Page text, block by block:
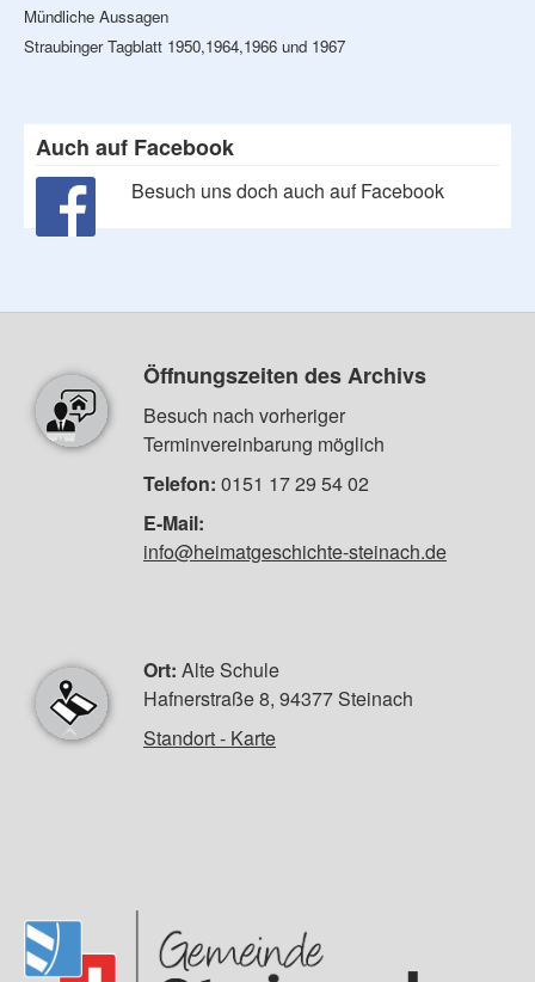
Mündliche Aussagen
Straubinger Tagblatt 1950,1964,1966 und 1967
Auch auf Facebook
Besuch uns doch auch auf Facebook
Öffnungszeiten des Archivs
Besuch nach vorheriger
Terminvereinbarung möglich
Telefon: 0151 17 29 54 02
E-Mail:
info@heimatgeschichte-steinach.de
Ort: Alte Schule
Hafnerstraße 8, 94377 Steinach
Standort - Karte